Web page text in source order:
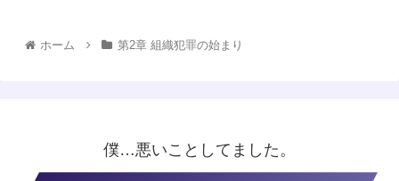
ホーム 第2章 組織犯罪の始まり
僕…悪いことしてました。